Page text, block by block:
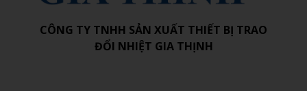
CÔNG TY TNHH SẢN XUẤT THIẾT BỊ TRAO
ĐỔI NHIỆT GIA THỊNH